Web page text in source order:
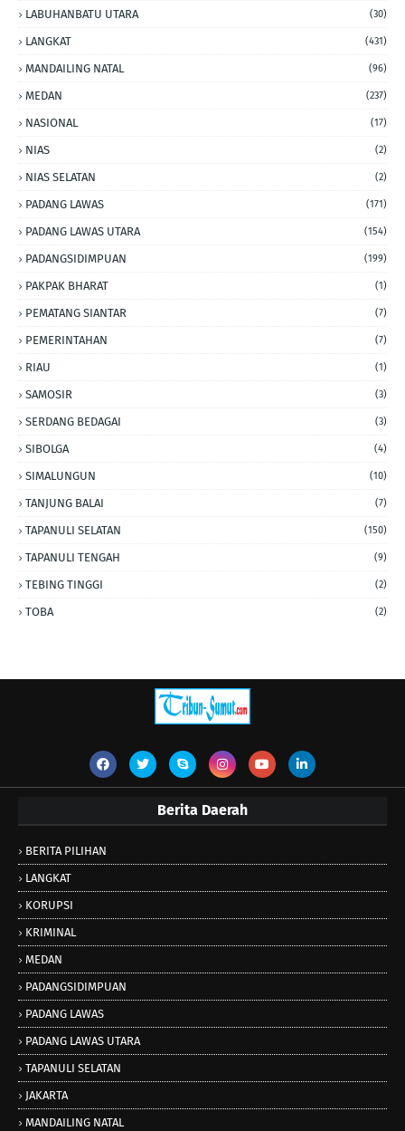
LABUHANBATU UTARA (30)
LANGKAT (431)
MANDAILING NATAL (96)
MEDAN (237)
NASIONAL (17)
NIAS (2)
NIAS SELATAN (2)
PADANG LAWAS (171)
PADANG LAWAS UTARA (154)
PADANGSIDIMPUAN (199)
PAKPAK BHARAT (1)
PEMATANG SIANTAR (7)
PEMERINTAHAN (7)
RIAU (1)
SAMOSIR (3)
SERDANG BEDAGAI (3)
SIBOLGA (4)
SIMALUNGUN (10)
TANJUNG BALAI (7)
TAPANULI SELATAN (150)
TAPANULI TENGAH (9)
TEBING TINGGI (2)
TOBA (2)
Berita Daerah
BERITA PILIHAN
LANGKAT
KORUPSI
KRIMINAL
MEDAN
PADANGSIDIMPUAN
PADANG LAWAS
PADANG LAWAS UTARA
TAPANULI SELATAN
JAKARTA
MANDAILING NATAL